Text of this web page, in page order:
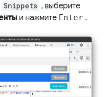
Snippets , выберите
и нажмите Enter .